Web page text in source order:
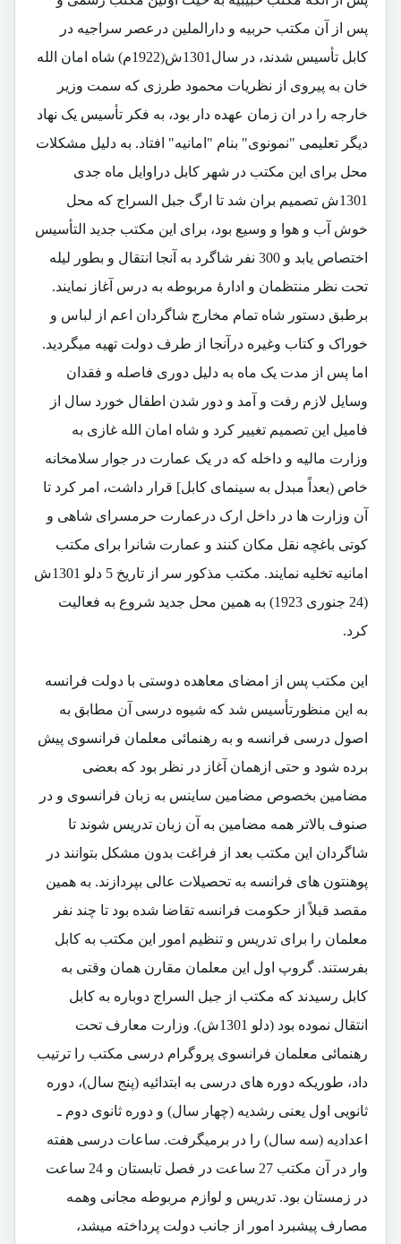
پس از آن مکتب حربیه و دارالملین درعصر سراجیه در
کابل تأسیس شدند، در سال1301ش(1922م) شاه امان الله
خان به پیروی از نظریات محمود طرزی که سمت وزیر
خارجه را در ان زمان عهده دار بود، به فکر تأسیس یک نهاد
دیگر تعلیمی "نمونوی" بنام "امانیه" افتاد. به دلیل مشکلات
محل برای این مکتب در شهر کابل دراوایل ماه جدی
1301ش تصمیم بران شد تا ارگ جبل السراج که محل
خوش آب و هوا و وسیع بود، برای این مکتب جدید التأسیس
اختصاص یابد و 300 نفر شاگرد به آنجا انتقال و بطور لیله
تحت نظر منتظمان و ادارۀ مربوطه به درس آغاز نمایند.
برطبق دستور شاه تمام مخارج شاگردان اعم از لباس و
خوراک و کتاب وغیره درآنجا از طرف دولت تهیه میگردید.
اما پس از مدت یک ماه به دلیل دوری فاصله و فقدان
وسایل لازم رفت و آمد و دور شدن اطفال خورد سال از
فامیل این تصمیم تغییر کرد و شاه امان الله غازی به
وزارت مالیه و داخله که در یک عمارت در جوار سلامخانه
خاص (بعداً مبدل به سینمای کابل] قرار داشت، امر کرد تا
آن وزارت ها در داخل ارک درعمارت حرمسرای شاهی و
کوتی باغچه نقل مکان کنند و عمارت شانرا برای مکتب
امانیه تخلیه نمایند. مکتب مذکور سر از تاریخ 5 دلو 1301ش
(24 جنوری 1923) به همین محل جدید شروع به فعالیت
کرد.
این مکتب پس از امضای معاهده دوستی با دولت فرانسه
به این منظورتأسیس شد که شیوه درسی آن مطابق به
اصول درسی فرانسه و به رهنمائی معلمان فرانسوی پیش
برده شود و حتی ازهمان آغاز در نظر بود که بعضی
مضامین بخصوص مضامین ساینس به زبان فرانسوی و در
صنوف بالاتر همه مضامین به آن زبان تدریس شوند تا
شاگردان این مکتب بعد از فراغت بدون مشکل بتوانند در
پوهنتون های فرانسه به تحصیلات عالی بپردازند. به همین
مقصد قبلاً از حکومت فرانسه تقاضا شده بود تا چند نفر
معلمان را برای تدریس و تنظیم امور این مکتب به کابل
بفرستند. گروپ اول این معلمان مقارن همان وقتی به
کابل رسیدند که مکتب از جبل السراج دوباره به کابل
انتقال نموده بود (دلو 1301ش). وزارت معارف تحت
رهنمائی معلمان فرانسوی پروگرام درسی مکتب را ترتیب
داد، طوریکه دوره های درسی به ابتدائیه (پنج سال)، دوره
ثانویی اول یعنی رشدیه (چهار سال) و دوره ثانوی دوم ـ
اعدادیه (سه سال) را در برمیگرفت. ساعات درسی هفته
وار در آن مکتب 27 ساعت در فصل تابستان و 24 ساعت
در زمستان بود. تدریس و لوازم مربوطه مجانی وهمه
مصارف پیشبرد امور از جانب دولت پرداخته میشد،